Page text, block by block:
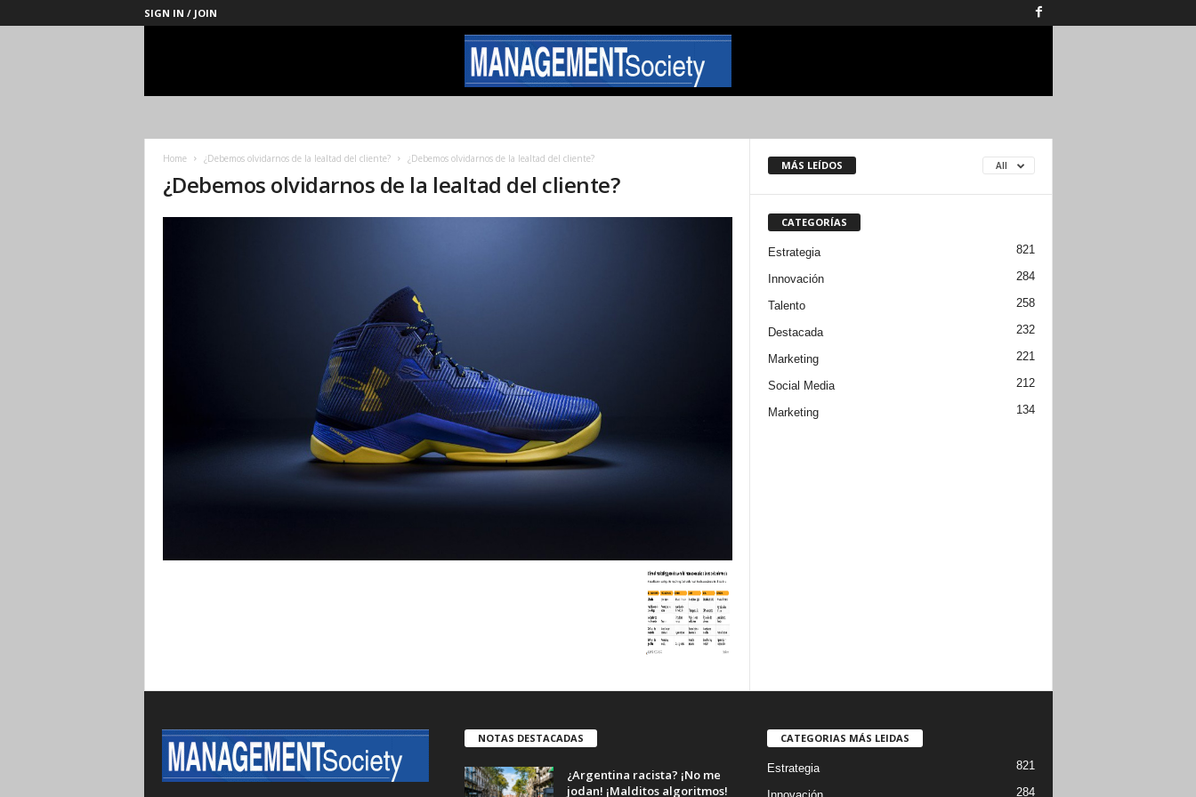
SIGN IN / JOIN
Management
Home ¿Debemos olvidarnos de la lealtad del cliente? ¿Debemos olvidarnos de la lealtad del cliente?
¿Debemos olvidarnos de la lealtad del cliente?
MÁS LEÍDOS All
CATEGORÍAS
Estrategia 821
Innovación 284
Talento 258
Destacada 232
Marketing 221
Social Media 212
Marketing 134
NOTAS DESTACADAS
¿Argentina racista? ¡No me
jodan! ¡Malditos algoritmos!
CATEGORIAS MÁS LEIDAS
Estrategia 821
284